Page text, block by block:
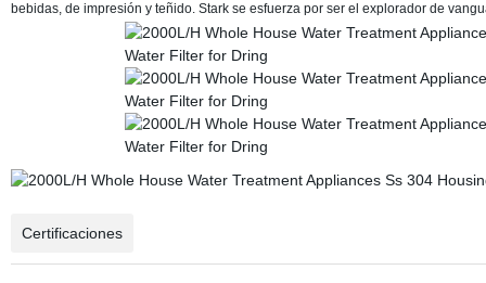
bebidas, de impresión y teñido. Stark se esfuerza por ser el explorador de
Certificaciones